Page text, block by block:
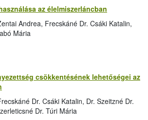
az élelmiszerláncban
Andrea, Frecskáné Dr. Csáki Katalin,
Mária
csökkentésének lehetőségei az
Dr. Csáki Katalin, Dr. Szeitzné Dr.
Dr. Túri Mária